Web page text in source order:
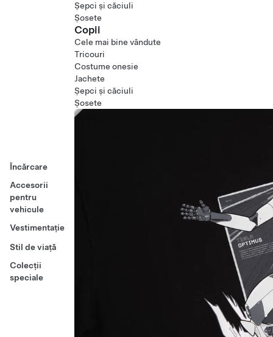
Încărcare
Accesorii
pentru
vehicule
Vestimentație
Stil de viață
Colecții
speciale
Șepci și căciuli
Șosete
Copii
Cele mai bine vândute
Tricouri
Costume onesie
Jachete
Șepci și căciuli
Șosete